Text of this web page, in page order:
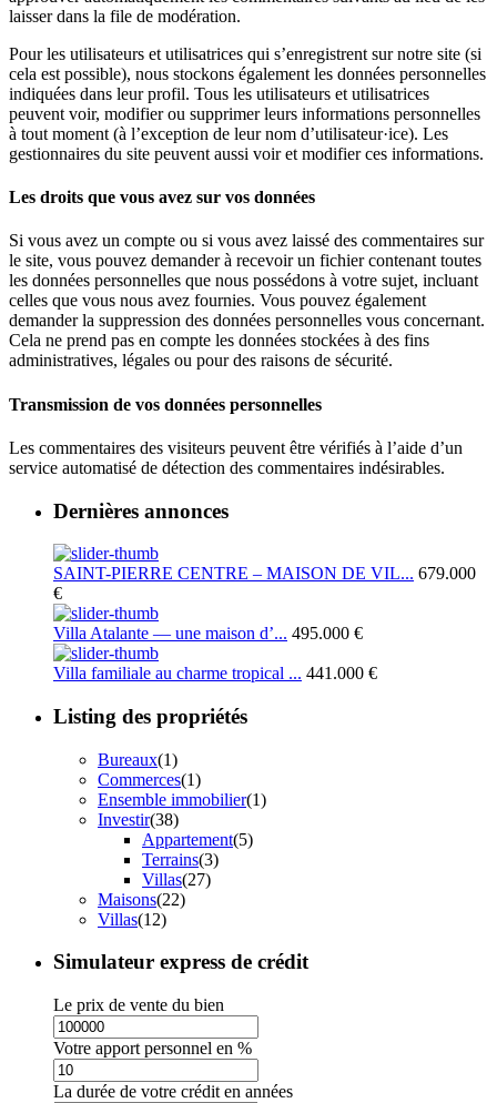
laisser dans la file de modération.
Pour les utilisateurs et utilisatrices qui s’enregistrent sur notre site (si
cela est possible), nous stockons également les données personnelles
indiquées dans leur profil. Tous les utilisateurs et utilisatrices
peuvent voir, modifier ou supprimer leurs informations personnelles
à tout moment (à l’exception de leur nom d’utilisateur·ice). Les
gestionnaires du site peuvent aussi voir et modifier ces informations.
Les droits que vous avez sur vos données
Si vous avez un compte ou si vous avez laissé des commentaires sur
le site, vous pouvez demander à recevoir un fichier contenant toutes
les données personnelles que nous possédons à votre sujet, incluant
celles que vous nous avez fournies. Vous pouvez également
demander la suppression des données personnelles vous concernant.
Cela ne prend pas en compte les données stockées à des fins
administratives, légales ou pour des raisons de sécurité.
Transmission de vos données personnelles
Les commentaires des visiteurs peuvent être vérifiés à l’aide d’un
service automatisé de détection des commentaires indésirables.
Dernières annonces
SAINT-PIERRE CENTRE – MAISON DE VIL... 679.000
€
Villa Atalante — une maison d’... 495.000 €
Villa familiale au charme tropical ... 441.000 €
Listing des propriétés
Bureaux(1)
Commerces(1)
Ensemble immobilier(1)
Investir(38)
Appartement(5)
Terrains(3)
Villas(27)
Maisons(22)
Villas(12)
Simulateur express de crédit
Le prix de vente du bien
Votre apport personnel en %
La durée de votre crédit en années